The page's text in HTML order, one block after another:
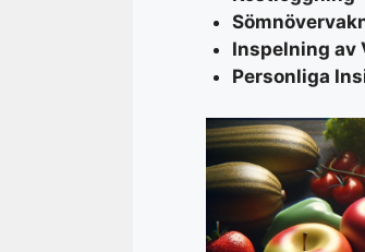
Inspelning av
Personliga